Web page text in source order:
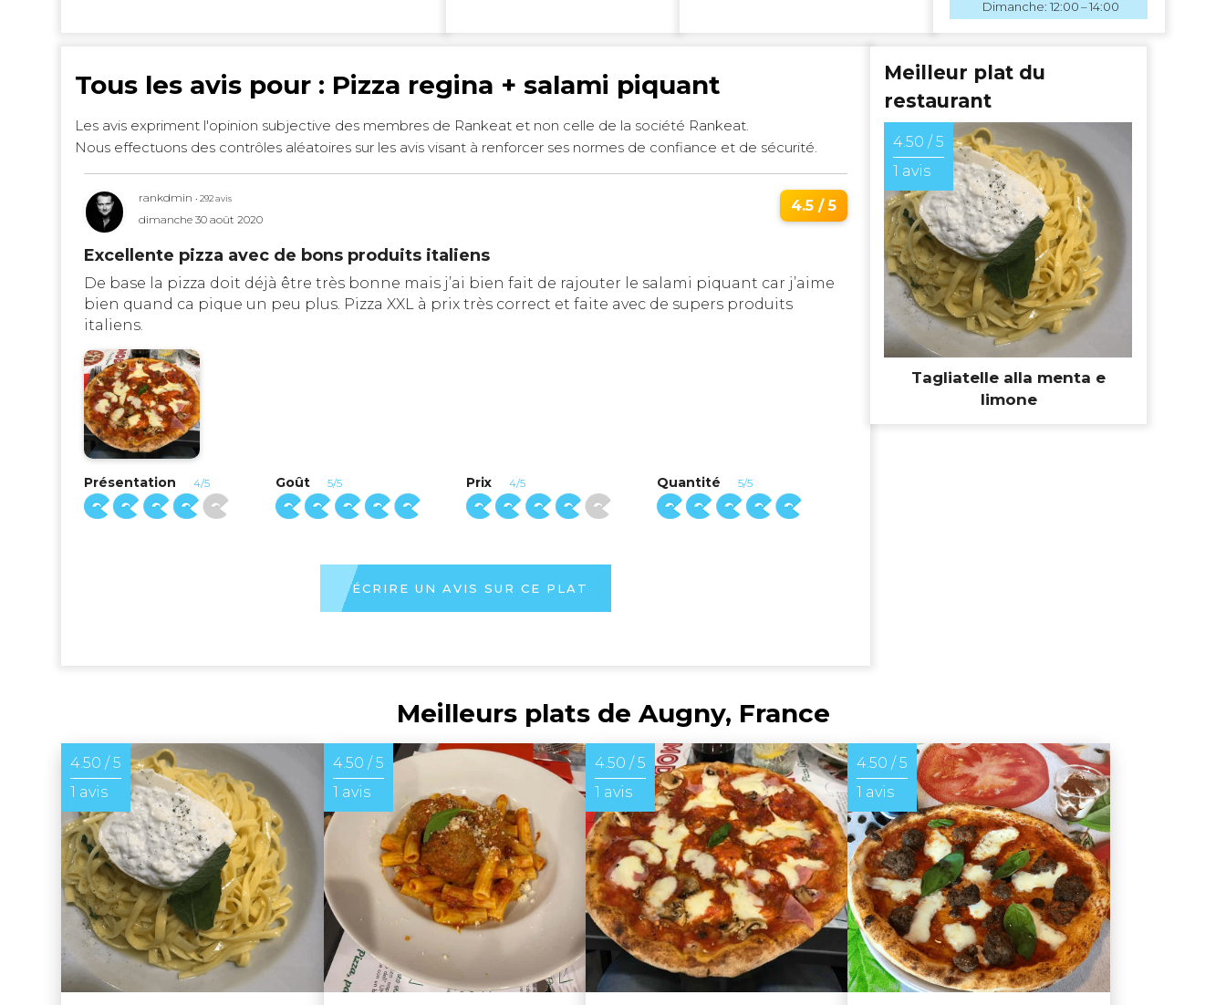
Dimanche: 12:00 – 14:00
Tous les avis pour : Pizza regina + salami piquant
Les avis expriment l'opinion subjective des membres de Rankeat et non celle de la société Rankeat.
Nous effectuons des contrôles aléatoires sur les avis visant à renforcer ses normes de confiance et de sécurité.
rankdmin• 292 avis
dimanche 30 août 2020
4.5 / 5
Excellente pizza avec de bons produits italiens
De base la pizza doit déjà être très bonne mais j’ai bien fait de rajouter le salami piquant car j’aime
bien quand ca pique un peu plus. Pizza XXL à prix très correct et faite avec de supers produits
italiens.
Présentation 4/5 Goût 5/5 Prix 4/5 Quantité 5/5
ÉCRIRE UN AVIS SUR CE PLAT
Meilleur plat du
restaurant
4.50 / 5
1 avis
Tagliatelle alla menta e
limone
Meilleurs plats de Augny, France
4.50 / 5
1 avis
4.50 / 5
1 avis
4.50 / 5
1 avis
4.50 / 5
1 avis